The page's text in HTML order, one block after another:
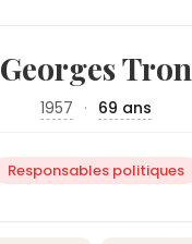
Georges Tron
1957 · 69 ans
Responsables politiques